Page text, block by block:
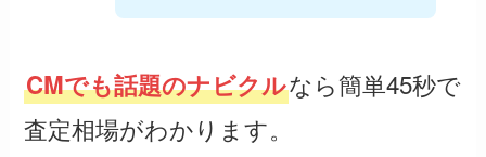
CMでも話題のナビクルなら簡単45秒で
査定相場がわかります。